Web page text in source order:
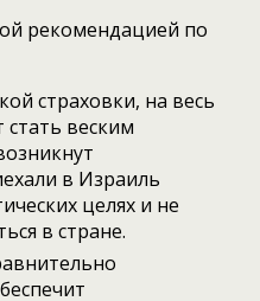
рекомендацией по
страховки, на весь
веским
в Израиль
целях и не
в стране.